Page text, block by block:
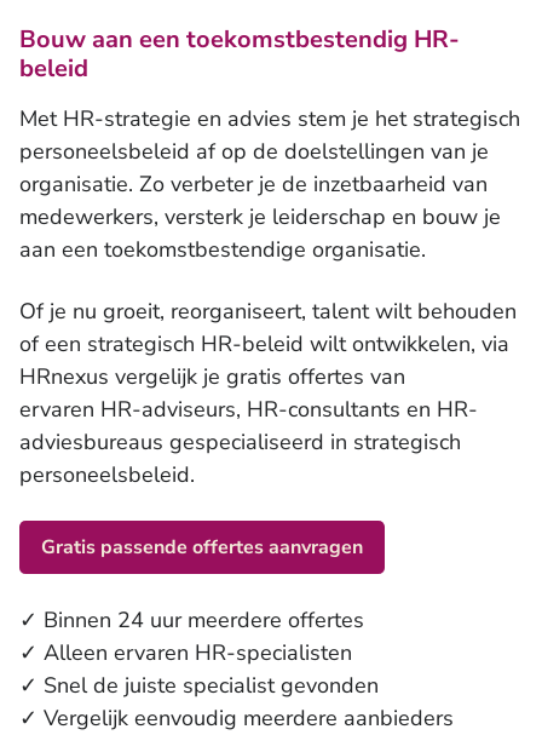
Bouw aan een toekomstbestendig HR-
beleid
Met HR-strategie en advies stem je het strategisch
personeelsbeleid af op de doelstellingen van je
organisatie. Zo verbeter je de inzetbaarheid van
medewerkers, versterk je leiderschap en bouw je
aan een toekomstbestendige organisatie.
Of je nu groeit, reorganiseert, talent wilt behouden
of een strategisch HR-beleid wilt ontwikkelen, via
HRnexus vergelijk je gratis offertes van
ervaren HR-adviseurs, HR-consultants en HR-
adviesbureaus gespecialiseerd in strategisch
personeelsbeleid.
Gratis passende offertes aanvragen
✓ Binnen 24 uur meerdere offertes
✓ Alleen ervaren HR-specialisten
✓ Snel de juiste specialist gevonden
✓ Vergelijk eenvoudig meerdere aanbieders